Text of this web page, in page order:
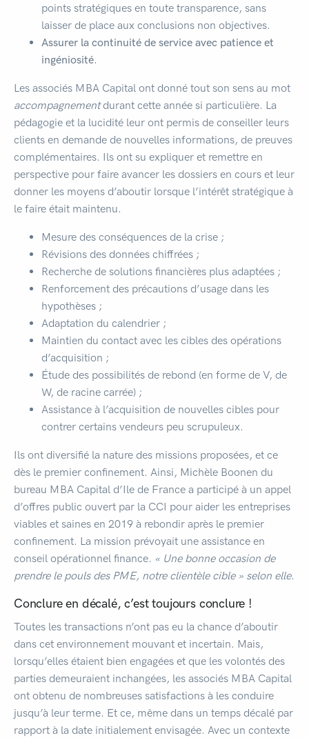
points stratégiques en toute transparence, sans
laisser de place aux conclusions non objectives.
Assurer la continuité de service avec patience et
ingéniosité.
Les associés MBA Capital ont donné tout son sens au mot
accompagnementdurant cette année si particulière. La
pédagogie et la lucidité leur ont permis de conseiller leurs
clients en demande de nouvelles informations, de preuves
complémentaires. Ils ont su expliquer et remettre en
perspective pour faire avancer les dossiers en cours et leur
donner les moyens d’aboutir lorsque l’intérêt stratégique à
le faire était maintenu.
Mesure des conséquences de la crise ;
Révisions des données chiffrées ;
Recherche de solutions financières plus adaptées ;
Renforcement des précautions d’usage dans les
hypothèses ;
Adaptation du calendrier ;
Maintien du contact avec les cibles des opérations
d’acquisition ;
Étude des possibilités de rebond (en forme de V, de
W, de racine carrée) ;
Assistance à l’acquisition de nouvelles cibles pour
contrer certains vendeurs peu scrupuleux.
Ils ont diversifié la nature des missions proposées, et ce
dès le premier confinement. Ainsi, Michèle Boonen du
bureau MBA Capital d’Ile de France a participé à un appel
d’offres public ouvert par la CCI pour aider les entreprises
viables et saines en 2019 à rebondir après le premier
confinement. La mission prévoyait une assistance en
conseil opérationnel finance. « Une bonne occasion de
prendre le pouls des PME, notre clientèle cible » selon elle.
Conclure en décalé, c’est toujours conclure !
Toutes les transactions n’ont pas eu la chance d’aboutir
dans cet environnement mouvant et incertain. Mais,
lorsqu’elles étaient bien engagées et que les volontés des
parties demeuraient inchangées, les associés MBA Capital
ont obtenu de nombreuses satisfactions à les conduire
jusqu’à leur terme. Et ce, même dans un temps décalé par
rapport à la date initialement envisagée. Avec un contexte